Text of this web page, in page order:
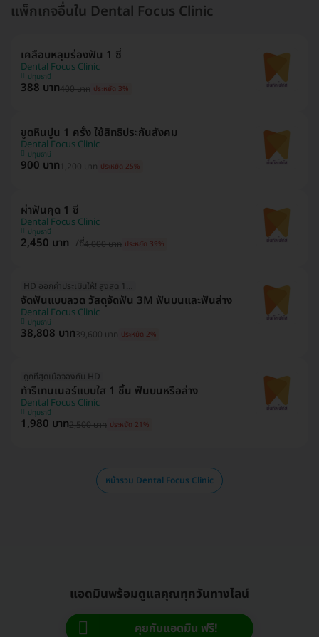
แพ็กเกจอื่นใน Dental Focus Clinic
เคลือบหลุมร่องฟัน 1 ซี่
Dental Focus Clinic
ปทุมธานี
388 บาท400 บาท ประหยัด 3%
ขูดหินปูน 1 ครั้ง ใช้สิทธิประกันสังคม
Dental Focus Clinic
ปทุมธานี
900 บาท1,200 บาท ประหยัด 25%
ผ่าฟันคุด 1 ซี่
Dental Focus Clinic
ปทุมธานี
2,450 บาท /ซี่4,000 บาท ประหยัด 39%
HD ออกค่าประเมินให้! สูงสุด 1500 บ.
จัดฟันแบบลวด วัสดุจัดฟัน 3M ฟันบนและฟันล่าง
Dental Focus Clinic
ปทุมธานี
38,808 บาท39,600 บาท ประหยัด 2%
ถูกที่สุดเมื่อจองกับ HD
ทำรีเทนเนอร์แบบใส 1 ชิ้น ฟันบนหรือล่าง
Dental Focus Clinic
ปทุมธานี
1,980 บาท2,500 บาท ประหยัด 21%
หน้ารวม Dental Focus Clinic
แอดมินพร้อมดูแลคุณทุกวันทางไลน์
คุยกับแอดมิน ฟรี!